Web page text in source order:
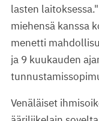
lasten
miehensä kanssa
menetti
ja 9 kuukauden
Venäläiset